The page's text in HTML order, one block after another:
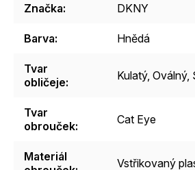
Značka: DKNY
Barva: Hnědá
Tvar
obličeje: Kulatý, Oválný,
Tvar
obrouček: Cat Eye
Materiál
Vstřikovaný